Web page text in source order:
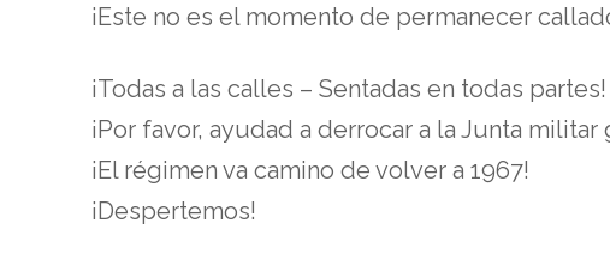
¡Este no es el momento de permanecer
¡Todas a las calles – Sentadas en todas partes!
¡Por favor, ayudad a derrocar a la Junta militar
¡El régimen va camino de volver a 1967!
¡Despertemos!